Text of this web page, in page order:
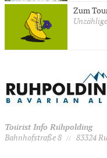
Zum
Tourist Info Ruhpolding
Bahnhofstraße 8
// 83324